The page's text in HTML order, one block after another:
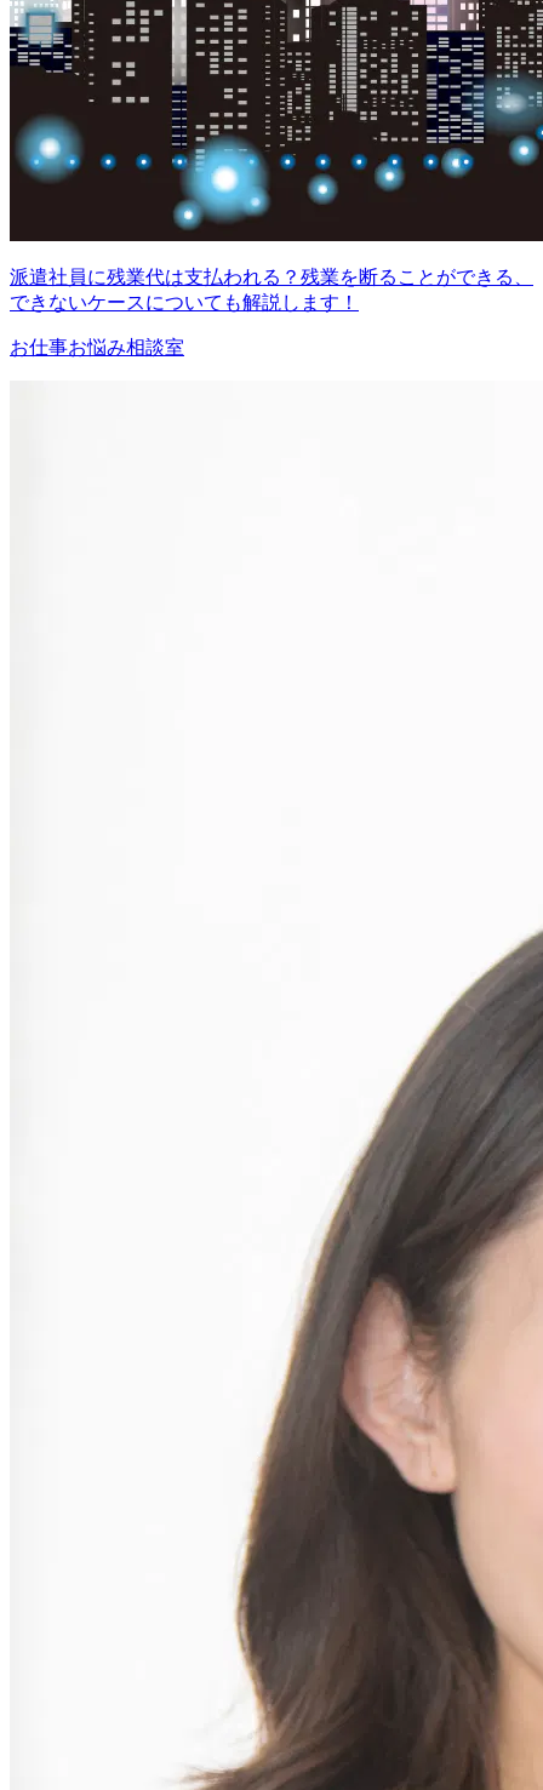
派遣社員に残業代は支払われる？残業を断ることができる、
できないケースについても解説します！
お仕事お悩み相談室